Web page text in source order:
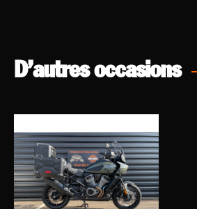
D’autres occasions